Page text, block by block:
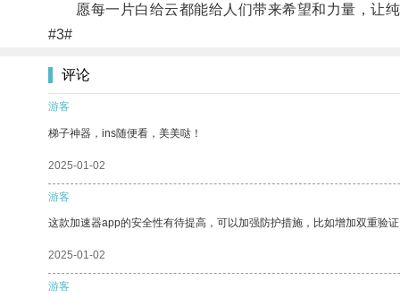
愿每一片白给云都能给人们带来希望和力量，让纯
#3#
评论
游客
梯子神器，ins随便看，美美哒！
2025-01-02
游客
这款加速器app的安全性有待提高，可以加强防护措施，比如增加双重验
2025-01-02
游客